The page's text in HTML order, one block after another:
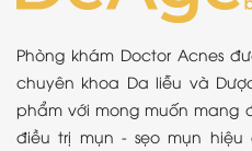
Phòng khám Doctor Acnes
chuyên khoa Da liễu và
phẩm với mong muốn mang
điều trị mụn - sẹo mụn